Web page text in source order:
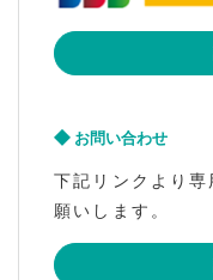
お問い合わせ
下記リンクより
願いします。